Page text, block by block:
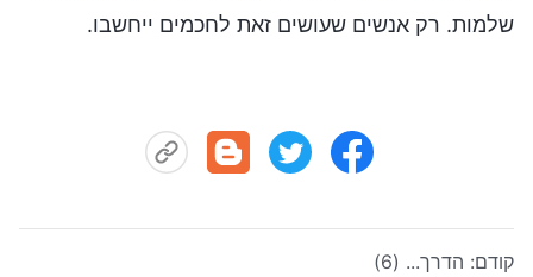
שלמות. רק אנשים שעושים זאת לחכמים ייחשבו.
קודם: הדרך... (6)